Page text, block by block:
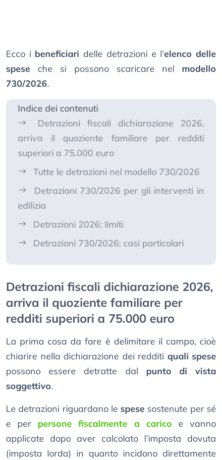
Ecco i beneficiari delle detrazioni e l’elenco delle
spese che si possono scaricare nel modello
730/2026.
Indice dei contenuti
Detrazioni fiscali dichiarazione 2026,
arriva il quoziente familiare per redditi
superiori a 75.000 euro
Tutte le detrazioni nel modello 730/2026
Detrazioni 730/2026 per gli interventi in
edilizia
Detrazioni 2026: limiti
Detrazioni 730/2026: casi particolari
Detrazioni fiscali dichiarazione 2026,
arriva il quoziente familiare per
redditi superiori a 75.000 euro
La prima cosa da fare è delimitare il campo, cioè
chiarire nella dichiarazione dei redditi quali spese
possono essere detratte dal punto di vista
soggettivo.
Le detrazioni riguardano le spese sostenute per sé
e per persone fiscalmente a carico e vanno
applicate dopo aver calcolato l’imposta dovuta
(imposta lorda) in quanto incidono direttamente